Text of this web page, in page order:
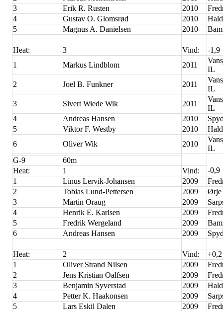
3
Erik R. Rusten 2010
4
Gustav O. Glomsrød 2010
5
Magnus A. Danielsen 2010
Heat: 3 Vind:
-1,9
1
Markus Lindblom 2011
IL
2
Joel B. Funkner 2011
IL
3
Sivert Wiede Wik 2011
IL
4
Andreas Hansen 2010
5
Viktor F. Westby 2010
6
Oliver Wik 2010
IL
G-9
60m
Heat:
1 Vind:
-0,9
1
Linus Lervik-Johansen 2009
2
Tobias Lund-Pettersen 2009
3
Martin Oraug 2009
4
Henrik E. Karlsen 2009
5
Fredrik Wergeland 2009
6
Andreas Hansen 2009
Heat: 2 Vind:
+0,2
1
Oliver Strand Nilsen 2009
2
Jens Kristian Oalfsen 2009
3
Benjamin Syverstad 2009
4
Petter K. Haakonsen 2009
5
Lars Eskil Dalen 2009